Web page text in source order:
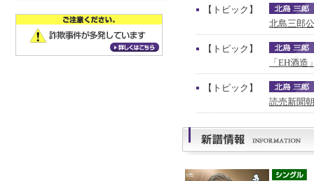
【トピック】
北島三郎
【トピック】
「EH酒
【トピック】
読売新聞